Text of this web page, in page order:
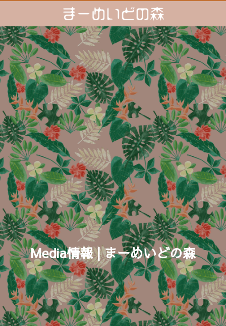
Media情報 | まーめいどの森